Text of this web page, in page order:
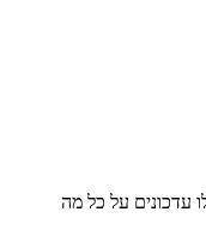
וקבלו עדכונים על כל מה